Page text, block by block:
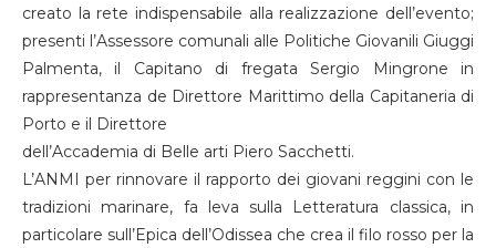
creato la rete indispensabile alla realizzazione dell’evento;
presenti l’Assessore comunali alle Politiche Giovanili Giuggi
Palmenta, il Capitano di fregata Sergio Mingrone in
rappresentanza de Direttore Marittimo della Capitaneria di
Porto e il Direttore
dell’Accademia di Belle arti Piero Sacchetti.
L’ANMI per rinnovare il rapporto dei giovani reggini con le
tradizioni marinare, fa leva sulla Letteratura classica, in
particolare sull’Epica dell’Odissea che crea il filo rosso per la